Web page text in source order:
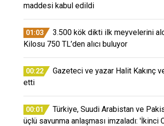
maddesi kabul edildi
01:03
3.500 kök dikti ilk meyvelerini
Kilosu 750 TL’den alıcı buluyor
00:22
Gazeteci ve yazar Halit Kakınç
etti
00:01
Türkiye, Suudi Arabistan ve
üçlü savunma anlaşması imzaladı: 'İkinci